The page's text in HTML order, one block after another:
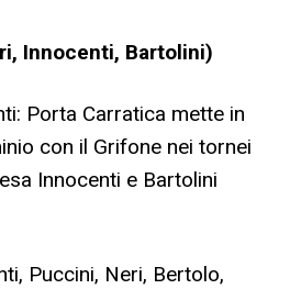
Innocenti, Bartolini)
Porta Carratica mette in
con il Grifone nei tornei
Innocenti e Bartolini
Puccini, Neri, Bertolo,